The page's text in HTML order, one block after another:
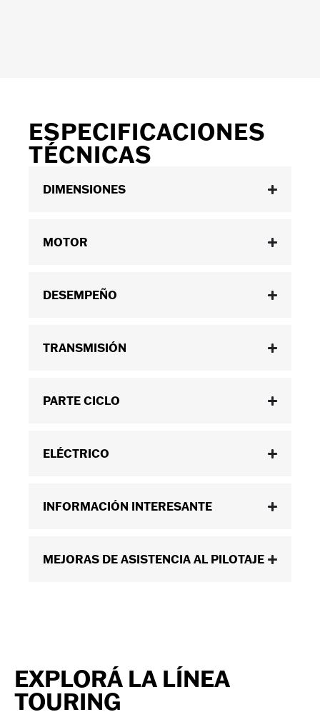
ESPECIFICACIONES
TÉCNICAS
DIMENSIONES
MOTOR
DESEMPEÑO
TRANSMISIÓN
PARTE CICLO
ELÉCTRICO
INFORMACIÓN INTERESANTE
MEJORAS DE ASISTENCIA AL PILOTAJE
EXPLORÁ LA LÍNEA
TOURING